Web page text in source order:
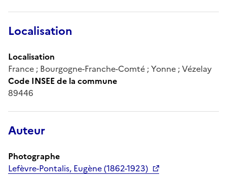
Localisation
Localisation
France ; Bourgogne-Franche-Comté ; Yonne ; Vézelay
Code INSEE de la commune
89446
Auteur
Photographe
Lefèvre-Pontalis, Eugène (1862-1923)